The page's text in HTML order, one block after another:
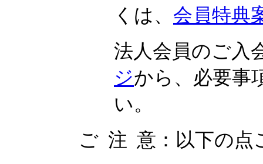
くは、 会員特典
法人会員のご入
ジから、必要事
い。
ご 注 意：以下の点